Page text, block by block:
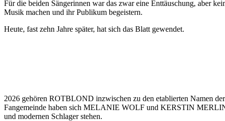
Für die beiden Sängerinnen war das zwar eine Enttäuschung, aber
Musik machen und ihr Publikum begeistern.
Heute, fast zehn Jahre später, hat sich das Blatt gewendet.
2026 gehören ROTBLOND inzwischen zu den etablierten Namen
Fangemeinde haben sich MELANIE WOLF und KERSTIN
und modernen Schlager stehen.